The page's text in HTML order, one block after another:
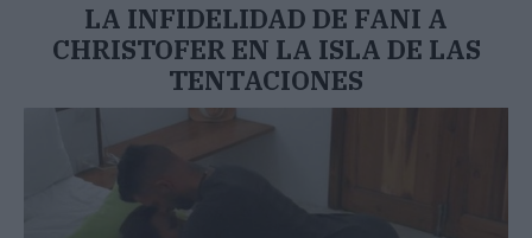
LA INFIDELIDAD DE FANI A
CHRISTOFER EN LA ISLA DE LAS
TENTACIONES